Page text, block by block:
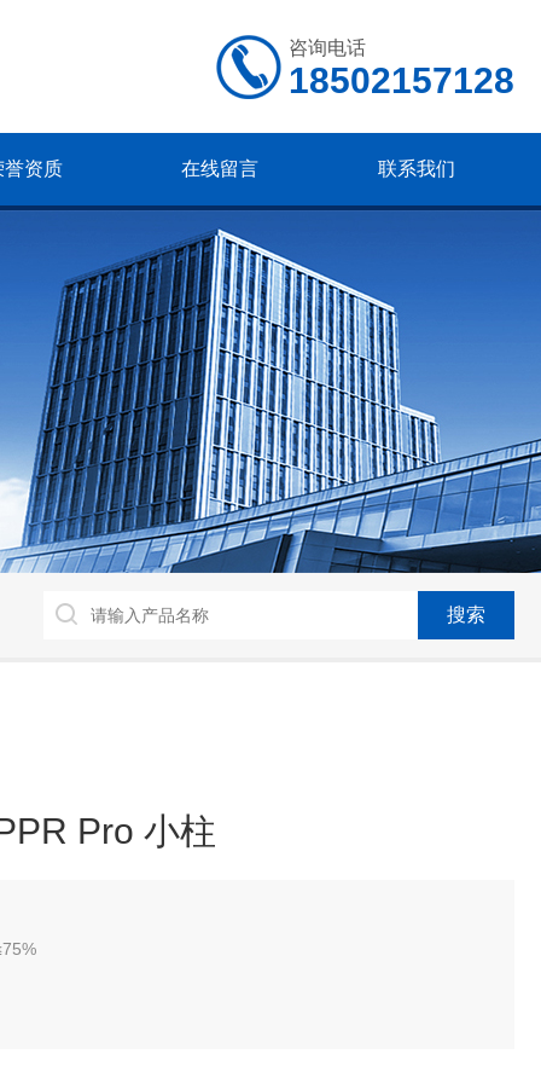
咨询电话
18502157128
誉资质 在线留言 联系我们
Pro 小柱